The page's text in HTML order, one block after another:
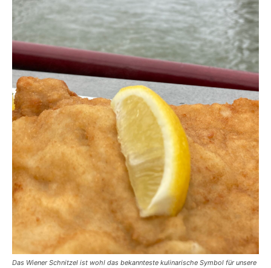
Das Wiener Schnitzel ist wohl das bekannteste kulinarische Symbol für unsere